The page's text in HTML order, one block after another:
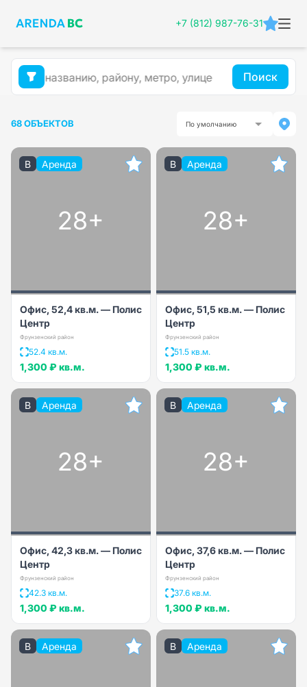
+7 (812) 987-76-31
Поиск
68 ОБЪЕКТОВ По умолчанию
B Аренда
28+
Офис, 52,4 кв.м. — Полис
Центр
Фрунзенский район
52.4 кв.м.
1,300 ₽ кв.м.
B Аренда
28+
Офис, 51,5 кв.м. — Полис
Центр
Фрунзенский район
51.5 кв.м.
1,300 ₽ кв.м.
B Аренда
28+
Офис, 42,3 кв.м. — Полис
Центр
Фрунзенский район
42.3 кв.м.
1,300 ₽ кв.м.
B Аренда
28+
Офис, 37,6 кв.м. — Полис
Центр
Фрунзенский район
37.6 кв.м.
1,300 ₽ кв.м.
B Аренда B Аренда